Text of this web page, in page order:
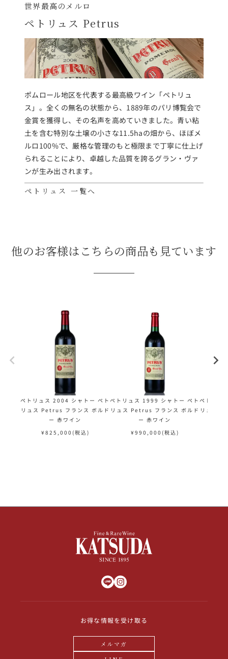
世界最高のメルロ
ペトリュス Petrus
ポムロール地区を代表する最高級ワイン「ペトリュ
ス」。全くの無名の状態から、1889年のパリ博覧会で
金賞を獲得し、その名声を高めていきました。青い粘
土を含む特別な土壌の小さな11.5haの畑から、ほぼメ
ルロ100%で、厳格な管理のもと極限まで丁寧に仕上げ
られることにより、卓越した品質を誇るグラン・ヴァ
ンが生み出されます。
ペトリュス 一覧へ
他のお客様はこちらの商品も見ています
ペトリュス 2004 シャトー ペト
リュス Petrus フランス ボルド
ー 赤ワイン
¥ 825,000 (税込)
ペトリュス 1999 シャトー ペト
リュス Petrus フランス ボルド
ー 赤ワイン
¥ 990,000 (税込)
ペトリュ
リュス
お得な情報を受け取る
メルマガ